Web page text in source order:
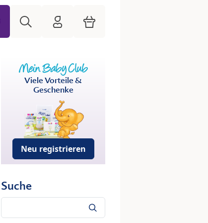
HiPP Mein Babyclub
Warenkorb
Viele Vorteile &
Geschenke
Neu registrieren
Suche